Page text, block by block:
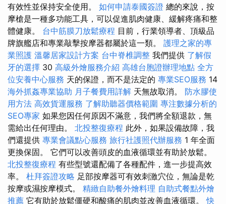
有效性並保持安全使用。 如何申請泰國簽證 總的來說，按
摩槍是一種多功能工具，可以促進肌肉健康、緩解疼痛和整
體健康。 台中筋膜刀放鬆療程 目前，行業領導者、頂級品
牌旗艦店和專業敲擊按摩器都屬於這一類。 護理之家的專
業照護 溫馨居家設計方案 台中脊椎調整 我們提供 了解假
牙的選擇 30 高級外燴服務介紹 高雄台胞證辦理地點 全方
位安養中心服務 天的保證，而不是法定的 專業SEO服務 14
海外抓姦專業協助 月子餐費用詳解 天無故取消。 防水膠使
用方法 高效貨運服務 了解助聽器價格範圍 專注數據分析的
SEO專家 如果您因任何原因不滿意，我們將全額退款，無
需給出任何理由。 北投整復療程 此外，如果設備故障，我
們還提供 專業會議點心服務 旅行社護照代辦服務 1 年全面
更換保固。 它們可以改善頭皮的血液循環並有助於放鬆。
北投整復療程 有些型號還配備了各種配件，進一步提高效
率。 杜拜簽證攻略 足部按摩器可有效刺激穴位，無論是乾
按摩或濕按摩模式。 精緻自助餐外燴料理 自助式餐點外燴
推薦 它有助於放鬆僵硬和酸痛的肌肉並改善血液循環。快